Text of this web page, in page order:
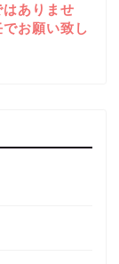
ありませ
でお願い致し